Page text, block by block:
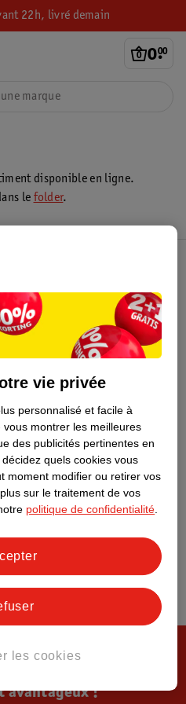
22h, livré demain
0.
00
disponible en ligne.
le folder.
avantageux !
vie privée
personnalisé et facile à
montrer les meilleures
des publicités pertinentes en
décidez quels cookies vous
moment modifier ou retirer vos
sur le traitement de vos
politique de confidentialité
les cookies